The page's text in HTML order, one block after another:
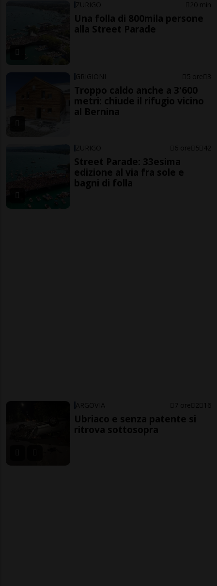
ZURIGO 20 min
Una folla di 800mila persone
alla Street Parade
GRIGIONI 5 ore 3
Troppo caldo anche a 3'600
metri: chiude il rifugio vicino
al Bernina
ZURIGO 6 ore 5 42
Street Parade: 33esima
edizione al via fra sole e
bagni di folla
ARGOVIA 7 ore 2 16
Ubriaco e senza patente si
ritrova sottosopra